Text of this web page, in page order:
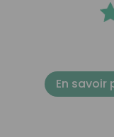
En savoir